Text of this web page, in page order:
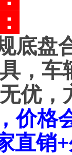
底盘
，
优，
价格
直销